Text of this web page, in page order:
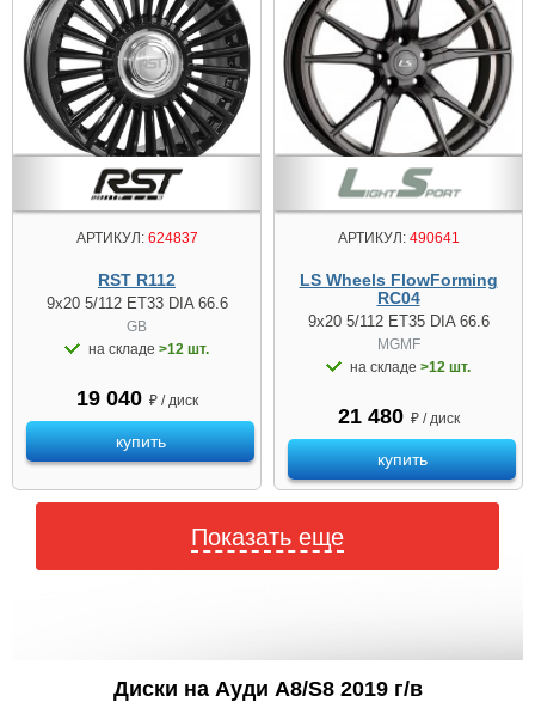
АРТИКУЛ:624837
RST R112
9x20 5/112 ET33 DIA 66.6
GB
на складе >12 шт.
19 040 ₽ / диск
купить
АРТИКУЛ:490641
LS Wheels FlowForming
RC04
9x20 5/112 ET35 DIA 66.6
MGMF
на складе >12 шт.
21 480 ₽ / диск
купить
Показать еще
Диски на Ауди A8/S8 2019 г/в